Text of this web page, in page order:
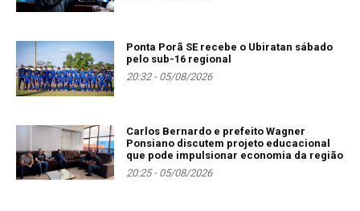
Ponta Porã SE recebe o Ubiratan sábado
pelo sub-16 regional
20:32 - 05/08/2026
Carlos Bernardo e prefeito Wagner
Ponsiano discutem projeto educacional
que pode impulsionar economia da região
20:25 - 05/08/2026